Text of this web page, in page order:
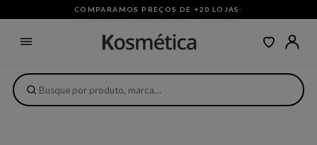
COMPARAMOS PREÇOS DE +20 LOJAS ·